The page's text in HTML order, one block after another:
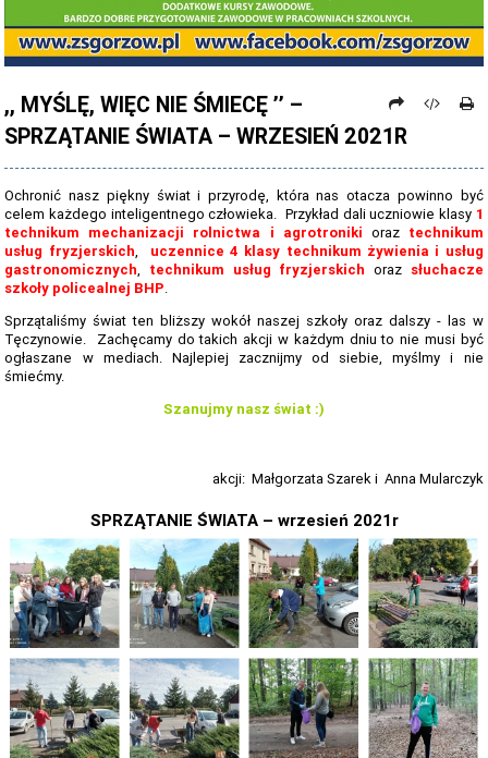
DANE OSOBOWE
PROJEKT: "NOWE SPOJRZENIE - NOWE MOŻLIWOŚCI - SPOJRZENIE W
PRZYSZŁOŚĆ"
NABÓR NA ROK SZKOLNY 2026/2027
OFERTA DLA SZKÓŁ PODSTAWOWYCH 2026-2027 - ULOTKA
NASZE KIERUNKI TECHNIKUM - 2026-2027 - OPIS
REGULAMIN REKRUTACJI SZKOŁY DZIENNE 2026-2027
TERMINARZ REKRUTACJI 2026-2027
TMRIA - ROLNICTWO Z ELEMENTAMI SPAWALNICTWA
TŻIUG - GASTRONOMIA Z ELEMENTAMI DIETETYKI
PLAN IMPREZ I UROCZYSTOŚCI SZKOLNYCH 2025-2026
SZKOLNE PLANY NAUCZANIA 2025/2026
REGULAMINY SZKOŁY
PROGRAM PRACY SZKOŁY 2025-2026
STANDARDY OCHRONY MAŁOLETNICH ZS GORZÓW ŚL.
RAPORT O STANIE ZAPEWNIENIA DOSTĘPNOŚCI PODMIOTU
PUBLICZNEGO
,, MYŚLĘ, WIĘC NIE ŚMIECĘ ’’ –
SPRZĄTANIE ŚWIATA – WRZESIEŃ 2021R
Ochronić nasz piękny świat i przyrodę, która nas otacza powinno być
celem każdego inteligentnego człowieka. Przykład dali uczniowie klasy 1
technikum mechanizacji rolnictwa i agrotroniki oraz technikum
usług fryzjerskich, uczennice 4 klasy technikum żywienia i usług
gastronomicznych, technikum usług fryzjerskich oraz słuchacze
szkoły policealnej BHP.
Sprzątaliśmy świat ten bliższy wokół naszej szkoły oraz dalszy - las w
Tęczynowie. Zachęcamy do takich akcji w każdym dniu to nie musi być
ogłaszane w mediach. Najlepiej zacznijmy od siebie, myślmy i nie
śmiećmy.
Szanujmy nasz świat :)
akcji: Małgorzata Szarek i Anna Mularczyk
SPRZĄTANIE ŚWIATA – wrzesień 2021r